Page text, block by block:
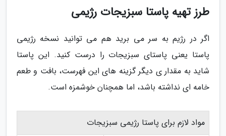
طرز تهیه پاستا سبزیجات رژیمی
اگر در رژیم به سر می برید هم می توانید نسخه رژیمی
پاستا یعنی پاستای سبزیجات را درست کنید. این پاستا
شاید به مقدار ی دیگر گزینه های این فهرست، بافت و طعم
خامه ای نداشته باشد، اما همچنان خوشمزه است.
مواد لازم برای پاستا رژیمی سبزیجات